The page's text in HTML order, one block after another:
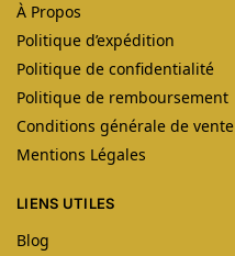
À Propos
Politique d’expédition
Politique de confidentialité
Politique de remboursement
Conditions générale de vente
Mentions Légales
LIENS UTILES
Blog